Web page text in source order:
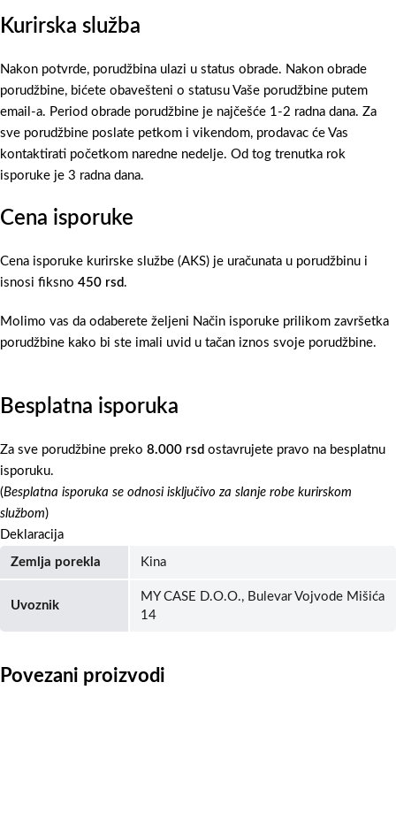
Kurirska služba
Nakon potvrde, porudžbina ulazi u status obrade. Nakon obrade
porudžbine, bićete obavešteni o statusu Vaše porudžbine putem
email-a. Period obrade porudžbine je najčešće 1-2 radna dana. Za
sve porudžbine poslate petkom i vikendom, prodavac će Vas
kontaktirati početkom naredne nedelje. Od tog trenutka rok
isporuke je 3 radna dana.
Cena isporuke
Cena isporuke kurirske službe (AKS) je uračunata u porudžbinu i
isnosi fiksno 450 rsd .
Molimo vas da odaberete željeni Način isporuke prilikom završetka
porudžbine kako bi ste imali uvid u tačan iznos svoje porudžbine.
Besplatna isporuka
Za sve porudžbine preko 8.000 rsd ostavrujete pravo na besplatnu
isporuku.
(Besplatna isporuka se odnosi isključivo za slanje robe kurirskom
službom)
Deklaracija
Zemlja porekla Kina
Uvoznik
MY CASE D.O.O., Bulevar Vojvode Mišića
14
Povezani proizvodi